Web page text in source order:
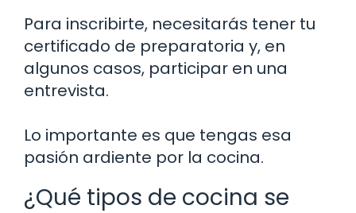
Para inscribirte, necesitarás tener tu
certificado de preparatoria y, en
algunos casos, participar en una
entrevista.
Lo importante es que tengas esa
pasión ardiente por la cocina.
¿Qué tipos de cocina se